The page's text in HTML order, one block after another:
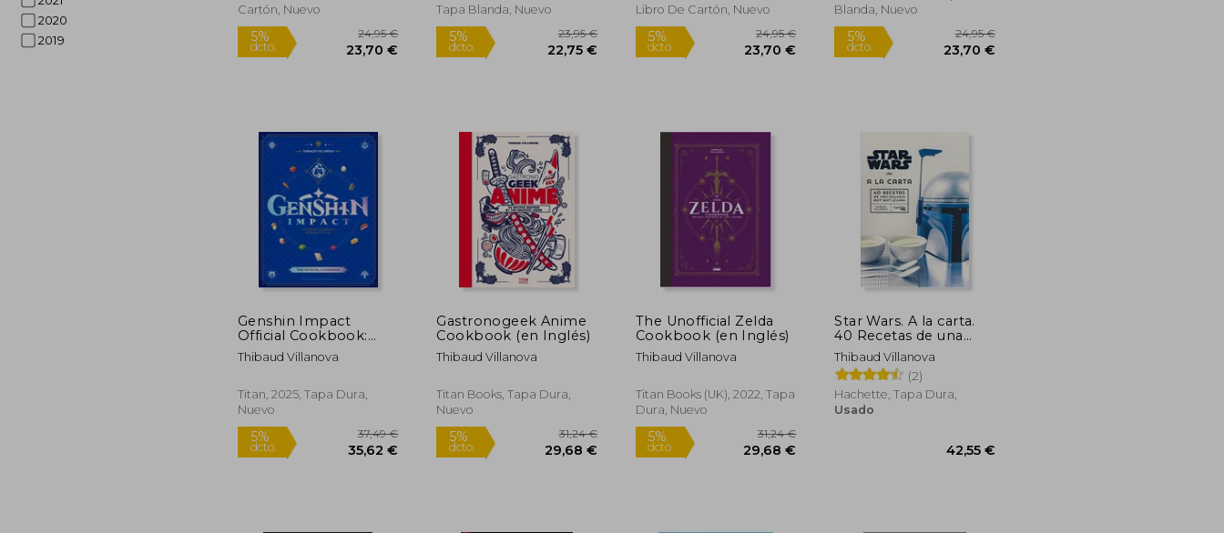
2020
2019
Cartón, Nuevo
5%
dcto.
Tapa Blanda, Nuevo
5%
dcto.
Libro De Cartón, Nuevo
5%
dcto.
24,95 €
23,70 €
Blanda, Nuevo
5%
dcto.
Genshin Impact
Official Cookbook:
Culinary Journeys
Across Teyvat (en
Thibaud Villanova
Titan, 2025, Tapa Dura,
Nuevo
Gastronogeek Anime
Cookbook (en Inglés)
Thibaud Villanova
Titan Books, Tapa Dura,
Nuevo
The Unofficial Zelda
Cookbook (en Inglés)
Thibaud Villanova
Titan Books (UK), 2022, Tapa
Dura, Nuevo
Star Wars. A la carta.
40 Recetas de una
Galaxia muy muy
lejana (Hachette
Heroes - Star Wars -
Gastronomía)
Thibaud Villanova
(2)
Hachette, Tapa Dura,
Usado